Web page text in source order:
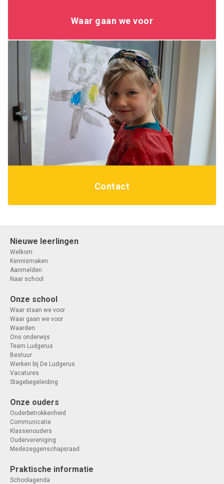
Waar gaan we voor
Contact
Nieuwe leerlingen
Welkom
Kennismaken
Aanmelden
Naar school
Onze school
Waar staan we voor
Waar gaan we voor
Waarden
Ons onderwijs
Team Ludgerus
Bestuur
Werken bij De Ludgerus
Vacatures
Stagebegeleiding
Onze ouders
Ouderbetrokkenheid
Communicatie
Klassenouders
Oudervereniging
Medezeggenschapsraad
Praktische informatie
Schoolagenda